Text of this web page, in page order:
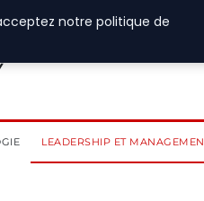
LEADERSHIP ET
notre politique de